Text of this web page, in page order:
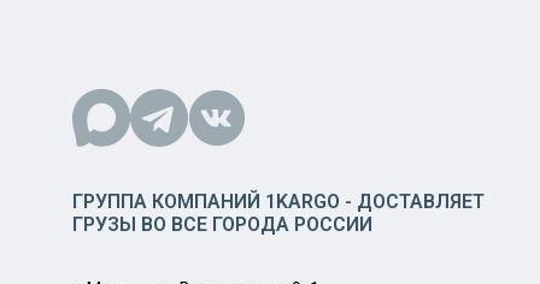
ГРУППА КОМПАНИЙ 1KARGO - ДОСТАВЛЯЕТ
ГРУЗЫ ВО ВСЕ ГОРОДА РОССИИ